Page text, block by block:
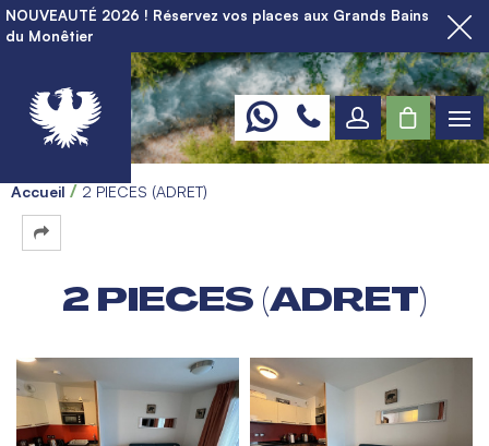
NOUVEAUTÉ 2026 ! Réservez vos places aux Grands Bains
du Monêtier
Accueil 2 PIECES (ADRET)
2 PIECES (ADRET)